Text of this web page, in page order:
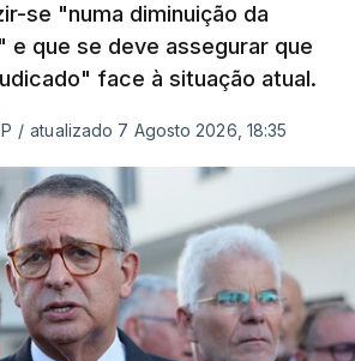
se "numa diminuição da
e que se deve assegurar que
face à situação atual.
/ atualizado 7 Agosto 2026, 18:35